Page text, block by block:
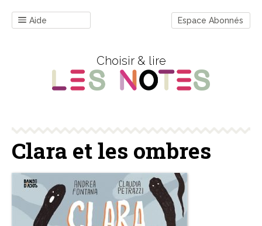
Aide Espace Abonnés
Choisir & lire
Clara et les ombres